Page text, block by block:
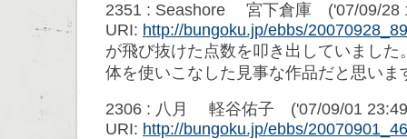
2351 : Seashore 宮下倉庫 ('07/09/28
URI: http://bungoku.jp/ebbs/
が飛び抜けた点数を叩き出していました
体を使いこなした見事な作品だと思いま
2306 : 八月 軽谷佑子 ('07/09/01
URI: http://bungoku.jp/ebbs/